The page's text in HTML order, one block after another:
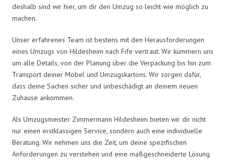
deshalb sind wir hier, um dir den Umzug so leicht wie möglich zu
machen.
Unser erfahrenes Team ist bestens mit den Herausforderungen
eines Umzugs von Hildesheim nach Fife vertraut. Wir kümmern uns
um alle Details, von der Planung über die Verpackung bis hin zum
Transport deiner Möbel und Umzugskartons. Wir sorgen dafür,
dass deine Sachen sicher und unbeschädigt an deinem neuen
Zuhause ankommen.
Als Umzugsmeister Zimmermann Hildesheim bieten wir dir nicht
nur einen erstklassigen Service, sondern auch eine individuelle
Beratung. Wir nehmen uns die Zeit, um deine spezifischen
Anforderungen zu verstehen und eine maßgeschneiderte Lösung